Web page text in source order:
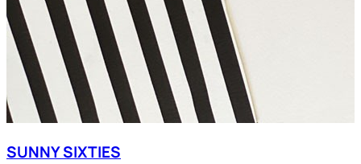
SUNNY SIXTIES